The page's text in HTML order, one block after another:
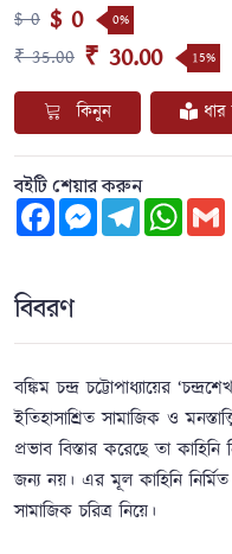
$ 0 $ 0 0%
₹ 35.00 ₹ 30.00 15%
কিনুন
বইটি শেয়ার করুন
FacebookMessengerTelegram
বিবরণ
বঙ্কিম চন্দ্র চট্টোপাধ্যায়ের
ইতিহাসাশ্রিত সামাজিক ও
প্রভাব বিস্তার করেছে তা
জন্য নয়। এর মূল কাহিনি
সামাজিক চরিত্র নিয়ে।